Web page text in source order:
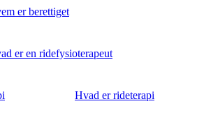
er berettiget
er en ridefysioterapeut
Hvad er rideterapi